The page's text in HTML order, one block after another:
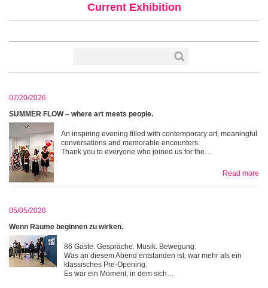
Current Exhibition
07/20/2026
SUMMER FLOW – where art meets people.
An inspiring evening filled with contemporary art, meaningful
conversations and memorable encounters.
Thank you to everyone who joined us for the…
Read more
05/05/2026
Wenn Räume beginnen zu wirken.
86 Gäste. Gespräche. Musik. Bewegung.
Was an diesem Abend entstanden ist, war mehr als ein
klassisches Pre-Opening.
Es war ein Moment, in dem sich…